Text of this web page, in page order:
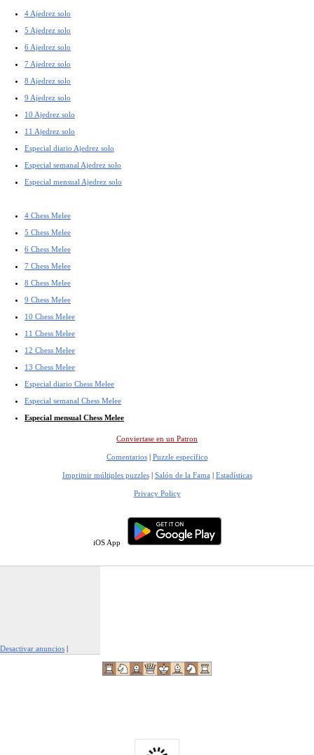
4 Ajedrez solo
5 Ajedrez solo
6 Ajedrez solo
7 Ajedrez solo
8 Ajedrez solo
9 Ajedrez solo
10 Ajedrez solo
11 Ajedrez solo
Especial diario Ajedrez solo
Especial semanal Ajedrez solo
Especial mensual Ajedrez solo
4 Chess Melee
5 Chess Melee
6 Chess Melee
7 Chess Melee
8 Chess Melee
9 Chess Melee
10 Chess Melee
11 Chess Melee
12 Chess Melee
13 Chess Melee
Especial diario Chess Melee
Especial semanal Chess Melee
Especial mensual Chess Melee
Conviertase en un Patron
Comentarios| Puzzle específico
Imprimir múltiples puzzles| Salón de la Fama | Estadísticas
Privacy Policy
iOS App
Desactivar anuncios |